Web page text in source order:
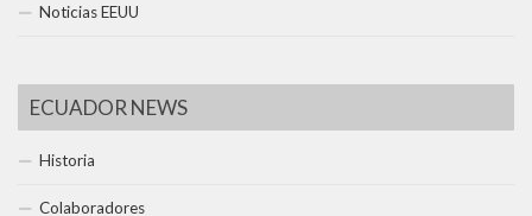
Noticias EEUU
ECUADOR NEWS
Historia
Colaboradores